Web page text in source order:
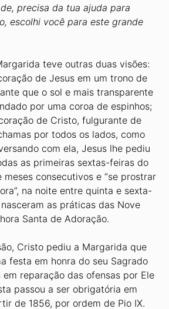
precisa da tua ajuda para
escolhi você para este grande
teve outras duas visões:
de Jesus em um trono de
que o sol e mais transparente
por uma coroa de espinhos;
de Cristo, fulgurante de
por todos os lados, como
com ela, Jesus lhe pediu
as primeiras sextas-feiras do
meses consecutivos e “se prostrar
na noite entre quinta e sexta-
as práticas das Nove
Santa de Adoração.
Cristo pediu a Margarida que
festa em honra do seu Sagrado
em reparação das ofensas por Ele
passou a ser obrigatória em
de 1856, por ordem de Pio IX.